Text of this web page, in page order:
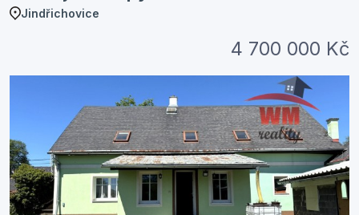
Jindřichovice
4 700 000 Kč